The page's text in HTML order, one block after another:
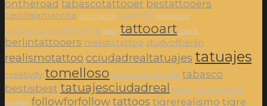
ontheroad tabascotattooer bestattooers
castillalamancha zurichtattoo berlincity tattooshop
tattooersberlin671346146 eeuu tattooart inklife
berlintattooers realistictattoo studyofberlin
realismotattoo cciudadrealtatuajes tatuajes
creativity tomelloso tatuandoenberlin tabasco
bestisbest tatuajesciudadreal tatuajeciudadreal
valdepe followforfollowtattoos tigrerealismo tigre